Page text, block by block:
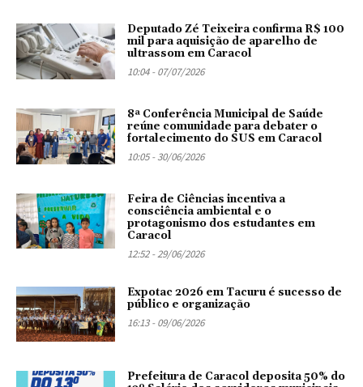
Deputado Zé Teixeira confirma R$ 100
mil para aquisição de aparelho de
ultrassom em Caracol
10:04 - 07/07/2026
8ª Conferência Municipal de Saúde
reúne comunidade para debater o
fortalecimento do SUS em Caracol
10:05 - 30/06/2026
Feira de Ciências incentiva a
consciência ambiental e o
protagonismo dos estudantes em
Caracol
12:52 - 29/06/2026
Expotac 2026 em Tacuru é sucesso de
público e organização
16:13 - 09/06/2026
Prefeitura de Caracol deposita 50% do